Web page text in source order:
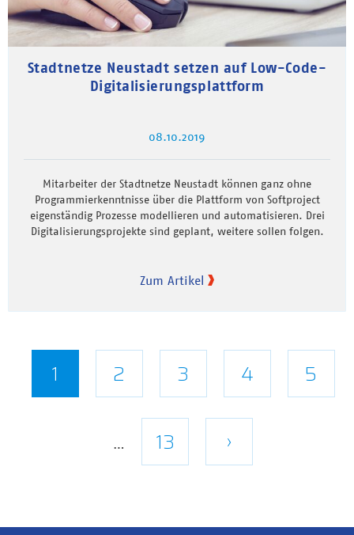
Stadtnetze Neustadt setzen auf Low-Code-
Digitalisierungsplattform
08.10.2019
Mitarbeiter der Stadtnetze Neustadt können ganz ohne
Programmierkenntnisse über die Plattform von Softproject
eigenständig Prozesse modellieren und automatisieren. Drei
Digitalisierungsprojekte sind geplant, weitere sollen folgen.
Zum Artikel
Seitennummerierung
Aktuelle
1 Seite
2 Seite
3 Seite
4 Seite
5
…
Letzte
13
Nächste
›